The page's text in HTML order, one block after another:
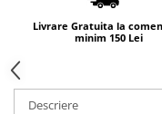
Livrare Gratuita la
minim 150 Lei
Descriere